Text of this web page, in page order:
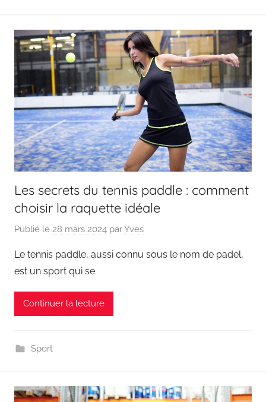
Les secrets du tennis paddle : comment
choisir la raquette idéale
Publié le 28 mars 2024 parYves
Le tennis paddle, aussi connu sous le nom de padel,
est un sport qui se
Continuer la lecture
Sport